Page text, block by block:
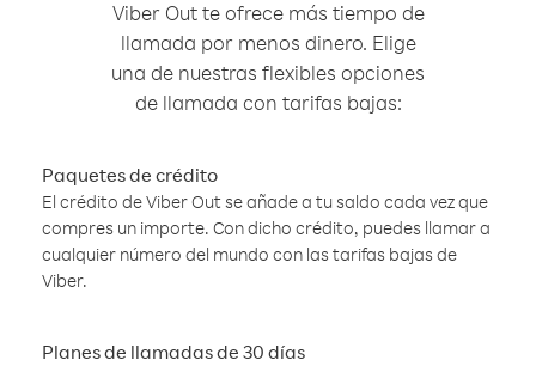
Viber Out te ofrece más tiempo de
llamada por menos dinero. Elige
una de nuestras flexibles opciones
de llamada con tarifas bajas:
Paquetes de crédito
El crédito de Viber Out se añade a tu saldo cada vez que
compres un importe. Con dicho crédito, puedes llamar a
cualquier número del mundo con las tarifas bajas de
Viber.
Planes de llamadas de 30 días